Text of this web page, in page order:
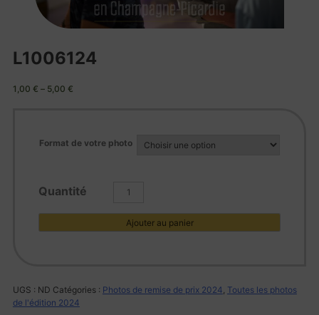
L1006124
1,00 € – 5,00 €
Format de votre photo
quantité
L1006124
Ajouter au panier
UGS : ND Catégories : Photos de remise de prix 2024, Toutes les photos
de l'édition 2024